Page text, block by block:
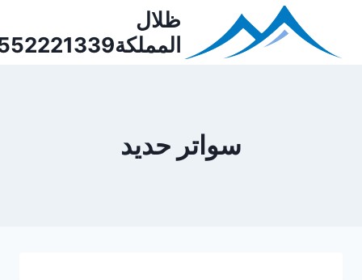
content
ظلال
المملكة0552221339
سواتر حديد